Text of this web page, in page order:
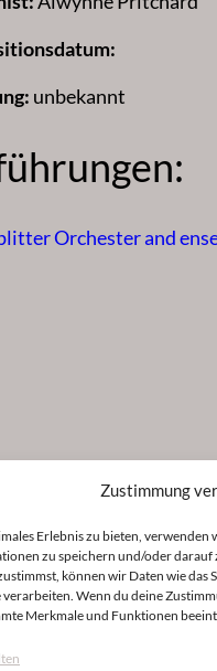
Zustimmung
Erlebnis zu bieten, verwenden
zu speichern und/oder darauf
können wir Daten wie das
verarbeiten. Wenn du deine
Merkmale und Funktionen
unbekannt
Orchester and